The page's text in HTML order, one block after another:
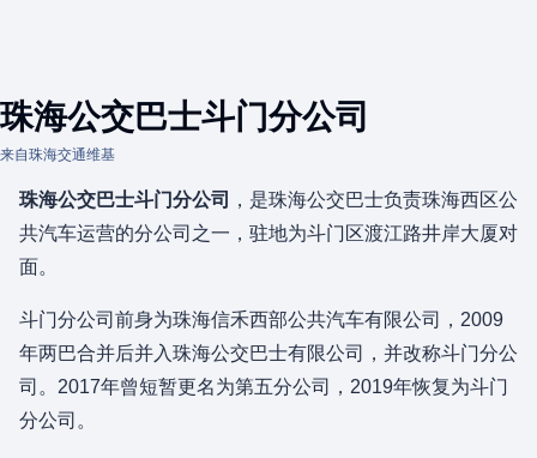
珠海公交巴士斗门分公司
来自珠海交通维基
珠海公交巴士斗门分公司
，是珠海公交巴士负责珠海西区公
共汽车运营的分公司之一，驻地为斗门区渡江路井岸大厦对
面。
斗门分公司前身为珠海信禾西部公共汽车有限公司，2009
年两巴合并后并入珠海公交巴士有限公司，并改称斗门分公
司。2017年曾短暂更名为第五分公司，2019年恢复为斗门
分公司。